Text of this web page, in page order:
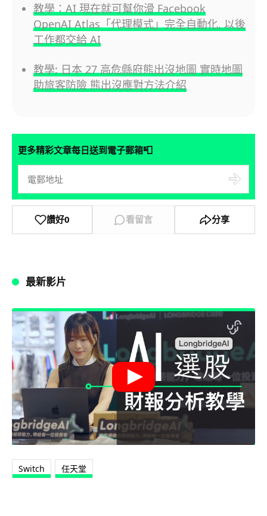
教學：AI 現在就可幫你滑 Facebook
OpenAI Atlas「代理模式」完全自動化, 以後
工作都交給 AI
教學: 日本 27 高危縣府熊出沒地圖 實時地圖
助旅客防險 熊出沒應對方法介紹
更多精彩文章每日送到電子郵箱📮
讚好0 看留言 分享
最新影片
Switch 任天堂